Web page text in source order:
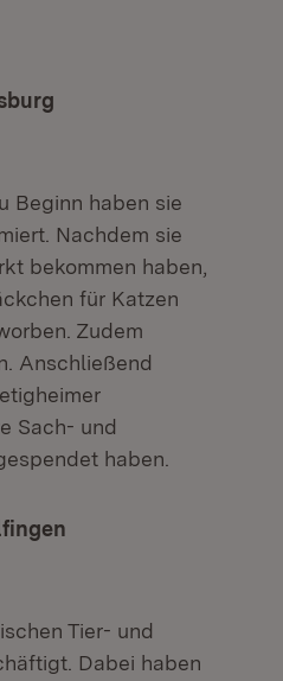
Beginn haben sie
Nachdem sie
bekommen haben,
für Katzen
Zudem
Anschließend
Sach- und
haben.
Tier- und
Dabei haben